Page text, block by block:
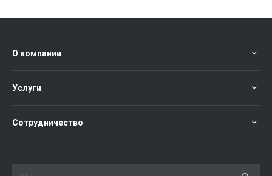
О компании
Услуги
Сотрудничество